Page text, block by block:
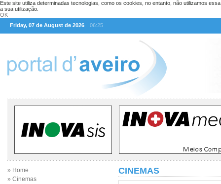
Este site utiliza determinadas tecnologias, como os cookies, no entanto, não utilizamos
a sua utilização.
OK
Friday, 07 de August de 2026
06:25
» Home
» Cinemas
CINEMAS